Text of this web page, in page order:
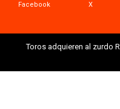
Facebook X
Toros adquieren al zurdo